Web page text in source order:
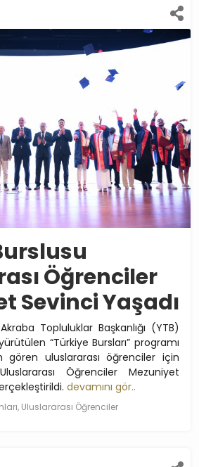
Öğrenciler
Sevinci Yaşadı
Topluluklar Başkanlığı (YTB)
“Türkiye Bursları” programı
gören uluslararası öğrenciler için
Öğrenciler Mezuniyet
devamını gör..
Uluslararası Öğrenciler